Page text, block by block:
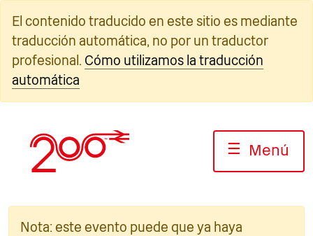
contenido
El contenido traducido en este sitio es mediante
traducción automática, no por un traductor
profesional. Cómo utilizamos la traducción
automática
☰ Menú
Nota: este evento puede que ya haya